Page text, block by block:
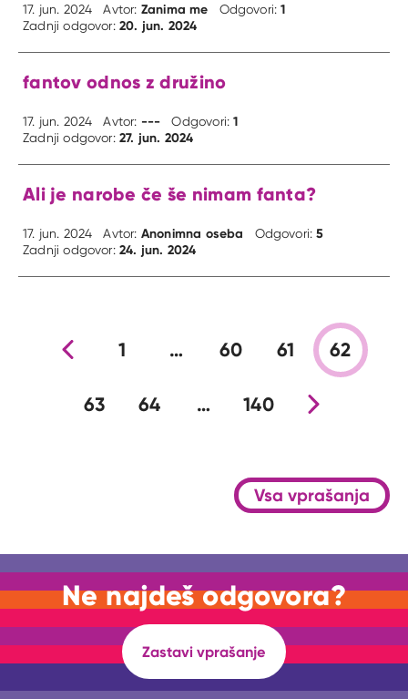
17. jun. 2024 Avtor: Zanima me Odgovori:1
Zadnji odgovor:20. jun. 2024
fantov odnos z družino
17. jun. 2024 Avtor: --- Odgovori:1
Zadnji odgovor:27. jun. 2024
Ali je narobe če še nimam fanta?
17. jun. 2024 Avtor: Anonimna oseba Odgovori:5
Zadnji odgovor:24. jun. 2024
Prejšnja stran
1 … 60 61 62
63 64 … 140Nova stran
Vsa vprašanja
Ne najdeš odgovora?
Zastavi vprašanje